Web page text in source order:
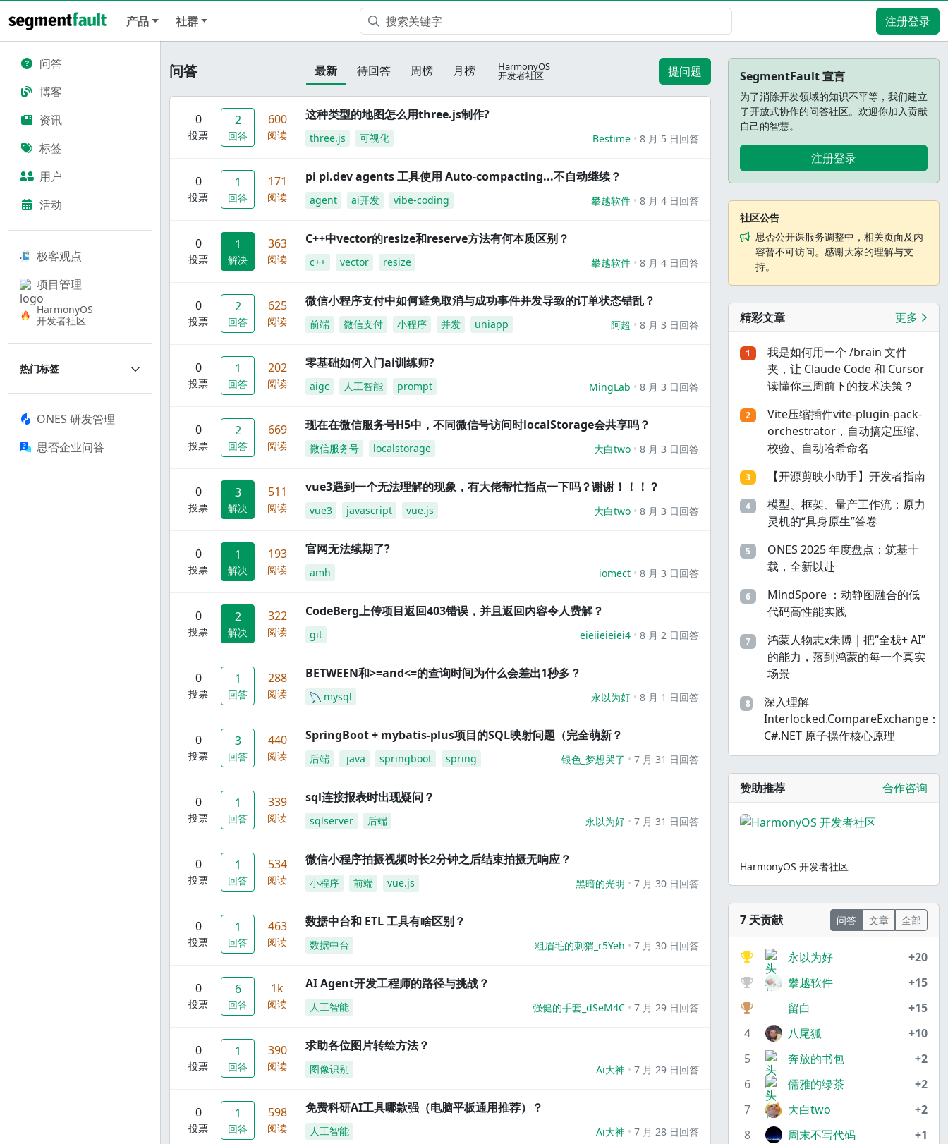
产品 社群 注册登录
问答
博客
资讯
标签
用户
活动
极客观点
项目管理
HarmonyOS
开发者社区
热门标签
ONES 研发管理
思否企业问答
问答 最新 待回答 周榜 月榜 HarmonyOS
开发者社区 提问题
0
投票
2
回答
600
阅读
这种类型的地图怎么用three.js制作?
three.js 可视化 Bestime 8 月 5 日回答
0
投票
1
回答
171
阅读
pi pi.dev agents 工具使用 Auto-compacting...不自动继续？
agent ai开发 vibe-coding 攀越软件 8 月 4 日回答
0
投票
1
解决
363
阅读
C++中vector的resize和reserve方法有何本质区别？
c++ vector resize 攀越软件 8 月 4 日回答
0
投票
2
回答
625
阅读
微信小程序支付中如何避免取消与成功事件并发导致的订单状态错乱？
前端 微信支付 小程序 并发 uniapp 阿超 8 月 3 日回答
0
投票
1
回答
202
阅读
零基础如何入门ai训练师?
aigc 人工智能 prompt MingLab 8 月 3 日回答
0
投票
2
回答
669
阅读
现在在微信服务号H5中，不同微信号访问时localStorage会共享吗？
微信服务号 localstorage 大白two 8 月 3 日回答
0
投票
3
解决
511
阅读
vue3遇到一个无法理解的现象，有大佬帮忙指点一下吗？谢谢！！！？
vue3 javascript vue.js 大白two 8 月 3 日回答
0
投票
1
解决
193
阅读
官网无法续期了?
amh iomect 8 月 3 日回答
0
投票
2
解决
322
阅读
CodeBerg上传项目返回403错误，并且返回内容令人费解？
git eieiieieiei4 8 月 2 日回答
0
投票
1
回答
288
阅读
BETWEEN和>=and<=的查询时间为什么会差出1秒多？
mysql 永以为好 8 月 1 日回答
0
投票
3
回答
440
阅读
SpringBoot + mybatis-plus项目的SQL映射问题（完全萌新？
后端 java springboot spring 银色_梦想哭了 7 月 31 日回答
0
投票
1
回答
339
阅读
sql连接报表时出现疑问？
sqlserver 后端 永以为好 7 月 31 日回答
0
投票
1
回答
534
阅读
微信小程序拍摄视频时长2分钟之后结束拍摄无响应？
小程序 前端 vue.js 黑暗的光明 7 月 30 日回答
0
投票
1
回答
463
阅读
数据中台和 ETL 工具有啥区别？
数据中台 粗眉毛的刺猬_r5Yeh 7 月 30 日回答
0
投票
6
回答
1k
阅读
AI Agent开发工程师的路径与挑战？
人工智能 强健的手套_dSeM4C 7 月 29 日回答
0
投票
1
回答
390
阅读
求助各位图片转绘方法？
图像识别 Ai大神 7 月 29 日回答
0
投票
1
回答
598
阅读
免费科研AI工具哪款强（电脑平板通用推荐）？
人工智能 Ai大神 7 月 28 日回答
SegmentFault 宣言
为了消除开发领域的知识不平等，我们建立
了开放式协作的问答社区。欢迎你加入贡献
自己的智慧。
注册登录
社区公告
思否公开课服务调整中，相关页面及内
容暂不可访问。感谢大家的理解与支
持。
精彩文章 更多
1
我是如何用一个 /brain 文件
夹，让 Claude Code 和 Cursor
读懂你三周前下的技术决策？
2
Vite压缩插件vite-plugin-pack-
orchestrator，自动搞定压缩、
校验、自动哈希命名
3 【开源剪映小助手】开发者指南
4
模型、框架、量产工作流：原力
灵机的“具身原生”答卷
5
ONES 2025 年度盘点：筑基十
载，全新以赴
6
MindSpore ：动静图融合的低
代码高性能实践
7
鸿蒙人物志x朱博｜把“全栈+ AI”
的能力，落到鸿蒙的每一个真实
场景
8
深入理解
Interlocked.CompareExchange：
C#.NET 原子操作核心原理
赞助推荐 合作咨询
HarmonyOS 开发者社区
7 天贡献 问答 文章 全部
永以为好
+20
攀越软件
+15
留白
+15
4
八尾狐
+10
5
奔放的书包
+2
6
儒雅的绿茶
+2
7
大白two
+2
8
周末不写代码
+1